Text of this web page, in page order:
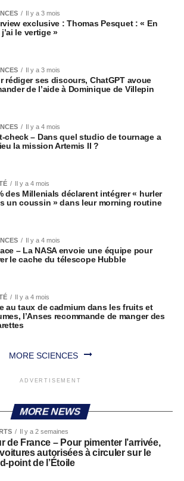
Il y a 3 mois
exclusive : Thomas Pesquet : « En
le vertige »
Il y a 3 mois
rédiger ses discours, ChatGPT avoue
de l’aide à Dominique de Villepin
Il y a 4 mois
check – Dans quel studio de tournage a
la mission Artemis II ?
Il y a 4 mois
des Millenials déclarent intégrer « hurler
un coussin » dans leur morning routine
Il y a 4 mois
– La NASA envoie une équipe pour
le cache du télescope Hubble
Il y a 4 mois
au taux de cadmium dans les fruits et
l’Anses recommande de manger des
MORE SCIENCES
ADVERTISEMENT
MORE NEWS
Il y a 2 semaines
de France – Pour pimenter l’arrivée,
voitures autorisées à circuler sur le
point de l’Étoile